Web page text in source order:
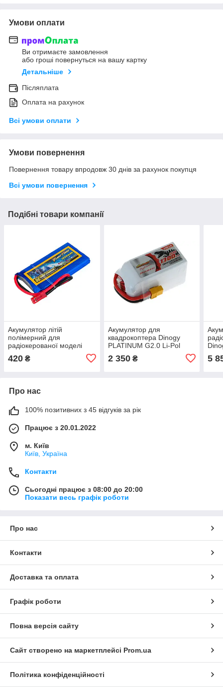
Умови оплати
Ви отримаєте замовлення
або гроші повернуться на вашу картку
Детальніше
Післяплата
Оплата на рахунок
Всі умови оплати
Умови повернення
Повернення товару впродовж 30 днів за рахунок покупця
Всі умови повернення
Подібні товари компанії
Акумулятор літій
полімерний для
радіокерованої моделі
Giant Power (Dinogy) Li-Pol
1000 мАг 3.7 В JST 35C
420 ₴
Акумулятор для
квадрокоптера Dinogy
PLATINUM G2.0 Li-Pol
1300 мАг 22.2 В 77x35x50
мм XT60 130C amc
2 350₴
amc
5
Про нас
100% позитивних з 45 відгуків за рік
Працює з 20.01.2022
м. Київ
Київ, Україна
Контакти
Сьогодні працює з 08:00 до 20:00
Показати весь графік роботи
Про нас
Контакти
Доставка та оплата
Графік роботи
Повна версія сайту
Сайт створено на маркетплейсі Prom.ua
Політика конфіденційності